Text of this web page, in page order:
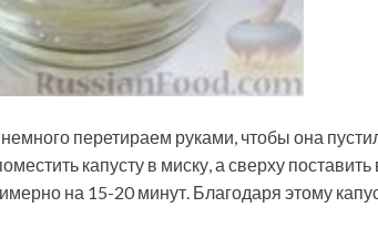
перетираем руками, чтобы она
капусту в миску, а сверху
на 15-20 минут. Благодаря этому